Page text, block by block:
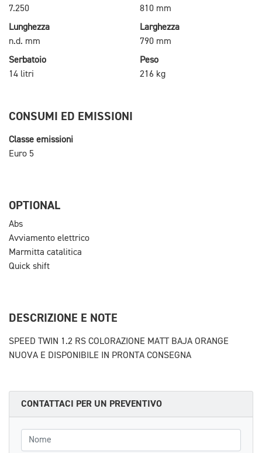
7.250
810 mm
Lunghezza
n.d. mm
Larghezza
790 mm
Serbatoio
14 litri
Peso
216 kg
CONSUMI ED EMISSIONI
Classe emissioni
Euro 5
OPTIONAL
Abs
Avviamento elettrico
Marmitta catalitica
Quick shift
DESCRIZIONE E NOTE
SPEED TWIN 1.2 RS COLORAZIONE MATT BAJA ORANGE
NUOVA E DISPONIBILE IN PRONTA CONSEGNA
CONTATTACI PER UN PREVENTIVO
Nome